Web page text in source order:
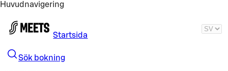
Huvudnavigering
Startsida
Sök bokning